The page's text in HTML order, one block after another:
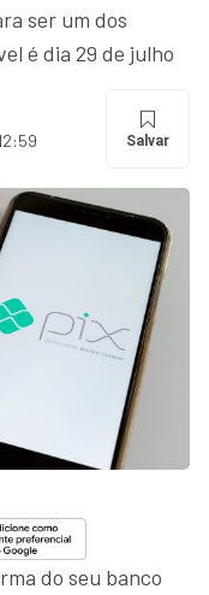
ser um dos
é dia 29 de julho
Salvar
do seu banco